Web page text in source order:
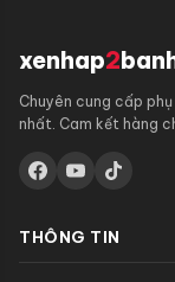
xenhap2
Chuyên cung cấp
nhất. Cam kết hàng
THÔNG TIN